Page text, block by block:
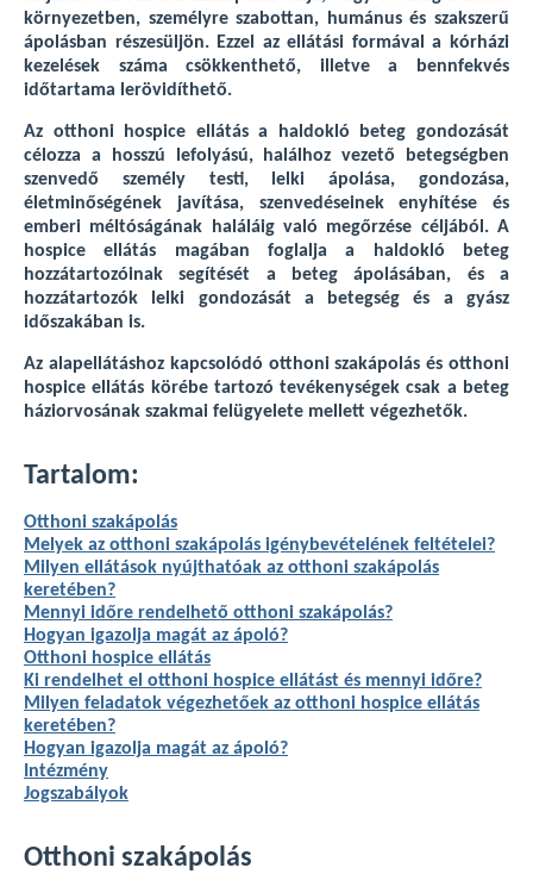
környezetben, személyre szabottan, humánus és szakszerű
ápolásban részesüljön. Ezzel az ellátási formával a kórházi
kezelések száma csökkenthető, illetve a bennfekvés
időtartama lerövidíthető.
Az otthoni hospice ellátás a haldokló beteg gondozását
célozza a hosszú lefolyású, halálhoz vezető betegségben
szenvedő személy testi, lelki ápolása, gondozása,
életminőségének javítása, szenvedéseinek enyhítése és
emberi méltóságának haláláig való megőrzése céljából. A
hospice ellátás magában foglalja a haldokló beteg
hozzátartozóinak segítését a beteg ápolásában, és a
hozzátartozók lelki gondozását a betegség és a gyász
időszakában is.
Az alapellátáshoz kapcsolódó otthoni szakápolás és otthoni
hospice ellátás körébe tartozó tevékenységek csak a beteg
háziorvosának szakmai felügyelete mellett végezhetők.
Tartalom:
Otthoni szakápolás
Melyek az otthoni szakápolás igénybevételének feltételei?
Milyen ellátások nyújthatóak az otthoni szakápolás
keretében?
Mennyi időre rendelhető otthoni szakápolás?
Hogyan igazolja magát az ápoló?
Otthoni hospice ellátás
Ki rendelhet el otthoni hospice ellátást és mennyi időre?
Milyen feladatok végezhetőek az otthoni hospice ellátás
keretében?
Hogyan igazolja magát az ápoló?
Intézmény
Jogszabályok
Otthoni szakápolás